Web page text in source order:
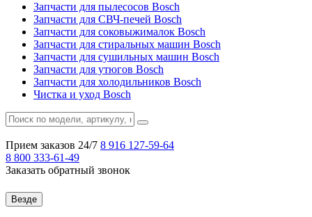
Запчасти для пылесосов Bosch
Запчасти для СВЧ-печей Bosch
Запчасти для соковыжималок Bosch
Запчасти для стиральных машин Bosch
Запчасти для сушильных машин Bosch
Запчасти для утюгов Bosch
Запчасти для холодильников Bosch
Чистка и уход Bosch
Прием заказов 24/7 8 916 127-59-64
8 800 333-61-49
Заказать обратный звонок
Везде